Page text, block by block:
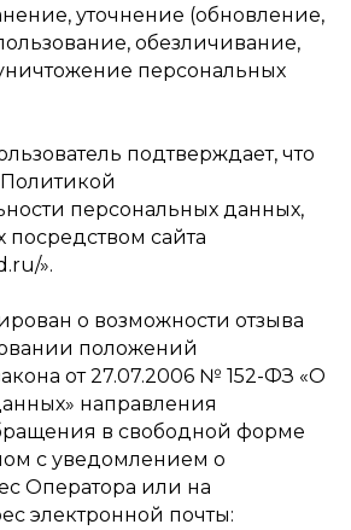
уточнение (обновление,
обезличивание,
персональных
подтверждает, что
персональных данных,
посредством сайта
».
о возможности отзыва
положений
от 27.07.2006 № 152-ФЗ «О
направления
в свободной форме
с уведомлением о
Оператора или на
электронной почты: